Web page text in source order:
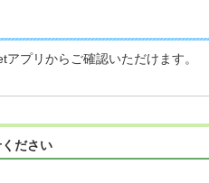
プリからご確認いただけます。
ださい